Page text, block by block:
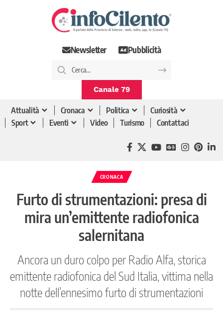
Newsletter Pubblicità
Canale 79
Attualità Cronaca Politica
Curiosità
Sport
Eventi Video Turismo Contattaci
CRONACA
Furto di strumentazioni: presa di
mira un’emittente radiofonica
salernitana
Ancora un duro colpo per Radio Alfa, storica
emittente radiofonica del Sud Italia, vittima nella
notte dell’ennesimo furto di strumentazioni